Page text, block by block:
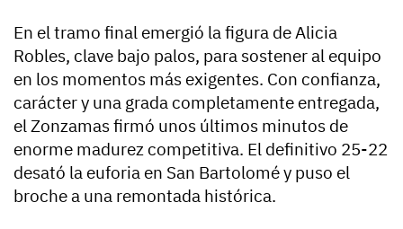
En el tramo final emergió la figura de Alicia
Robles, clave bajo palos, para sostener al equipo
en los momentos más exigentes. Con confianza,
carácter y una grada completamente entregada,
el Zonzamas firmó unos últimos minutos de
enorme madurez competitiva. El definitivo 25-22
desató la euforia en San Bartolomé y puso el
broche a una remontada histórica.